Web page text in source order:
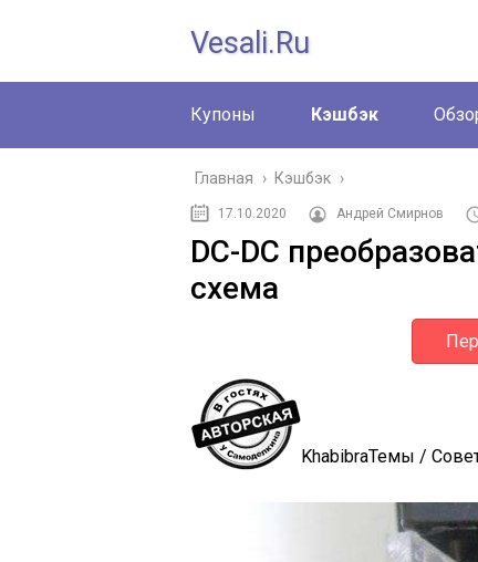
Vesali.ru
Купоны Кэшбэк
Главная › Кэшбэк ›
17.10.2020 Андрей Смирнов
DC-DC
схема
KhabibraТемы /